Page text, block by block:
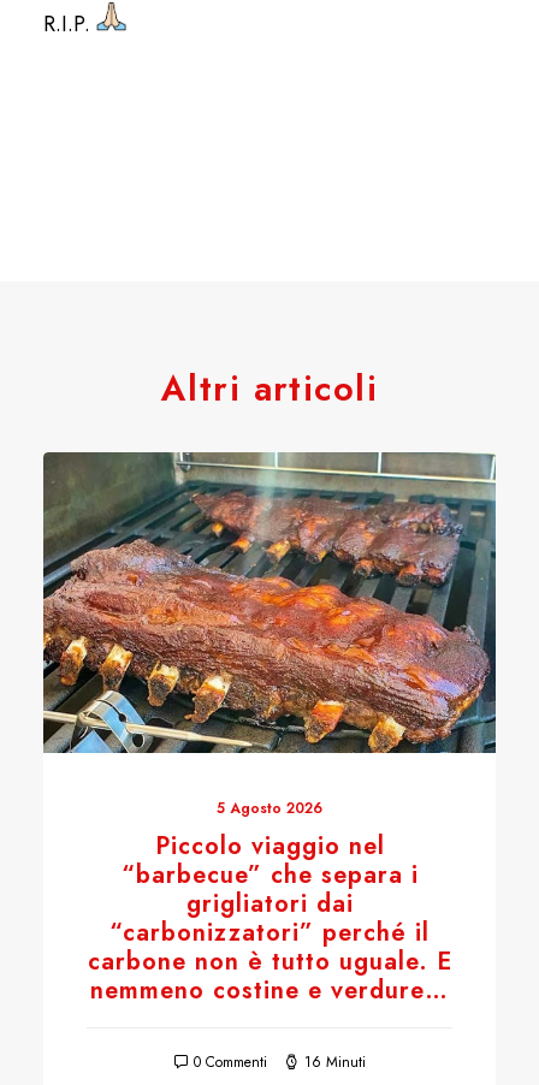
R.I.P.
Altri articoli
5 Agosto 2026
Piccolo viaggio nel
“barbecue” che separa i
grigliatori dai
“carbonizzatori” perché il
carbone non è tutto uguale. E
nemmeno costine e verdure…
0 Commenti 16 Minuti